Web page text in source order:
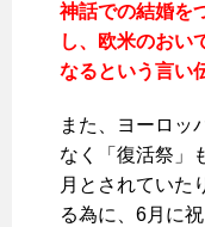
神話での結婚を
し、欧米のおい
なるという言い
また、ヨーロッ
なく「復活祭」
月とされていた
る為に、6月に